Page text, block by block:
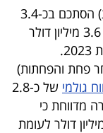
הרווח הגולמי ברבעון (לפני פחת והפחתות) הסתכם בכ-3.4
מיליון דולר (כ-26% מההכנסות) לעומת כ- 3.6 מיליון דולר
פחת והפחתות)
גולמי
של כ-2.8
החברה מדווחת כי
הסתכם בכ-4.2 מיליון דולר לעומת